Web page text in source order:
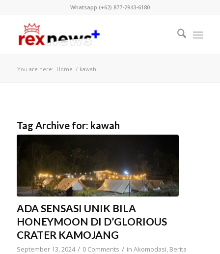
Whatsapp (+62) 877-2943-6180
You are here: Home / kawah
Tag Archive for: kawah
ADA SENSASI UNIK BILA
HONEYMOON DI D’GLORIOUS
CRATER KAMOJANG
September 13, 2024 / 0 Comments / in Akomodasi, Berita